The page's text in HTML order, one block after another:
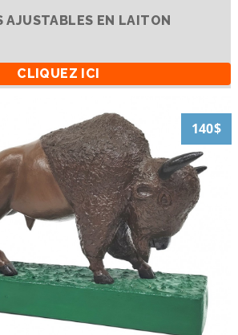
AJUSTABLES EN LAITON
CLIQUEZ ICI
140$